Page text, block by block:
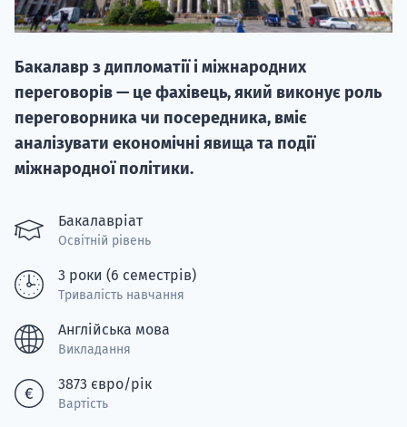
Бакалавр з дипломатії і міжнародних
переговорів — це фахівець, який виконує роль
переговорника чи посередника, вміє
аналізувати економічні явища та події
міжнародної політики.
Бакалавріат
Освітній рівень
3 роки (6 семестрів)
Тривалість навчання
Англійська мова
Викладання
3873 євро/рік
Вартість
20.09
"Навчання
вступ на